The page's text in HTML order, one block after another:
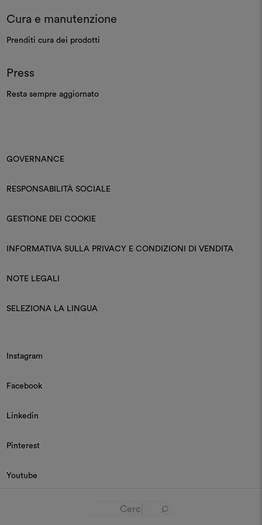
Cura e manutenzione
Prenditi cura dei prodotti
Press
Resta sempre aggiornato
GOVERNANCE
RESPONSABILITÀ SOCIALE
GESTIONE DEI COOKIE
INFORMATIVA SULLA PRIVACY E CONDIZIONI DI VENDITA
NOTE LEGALI
SELEZIONA LA LINGUA
Instagram
Facebook
Linkedin
Pinterest
Youtube
© 2026 Dedar P.IVA 03187590157